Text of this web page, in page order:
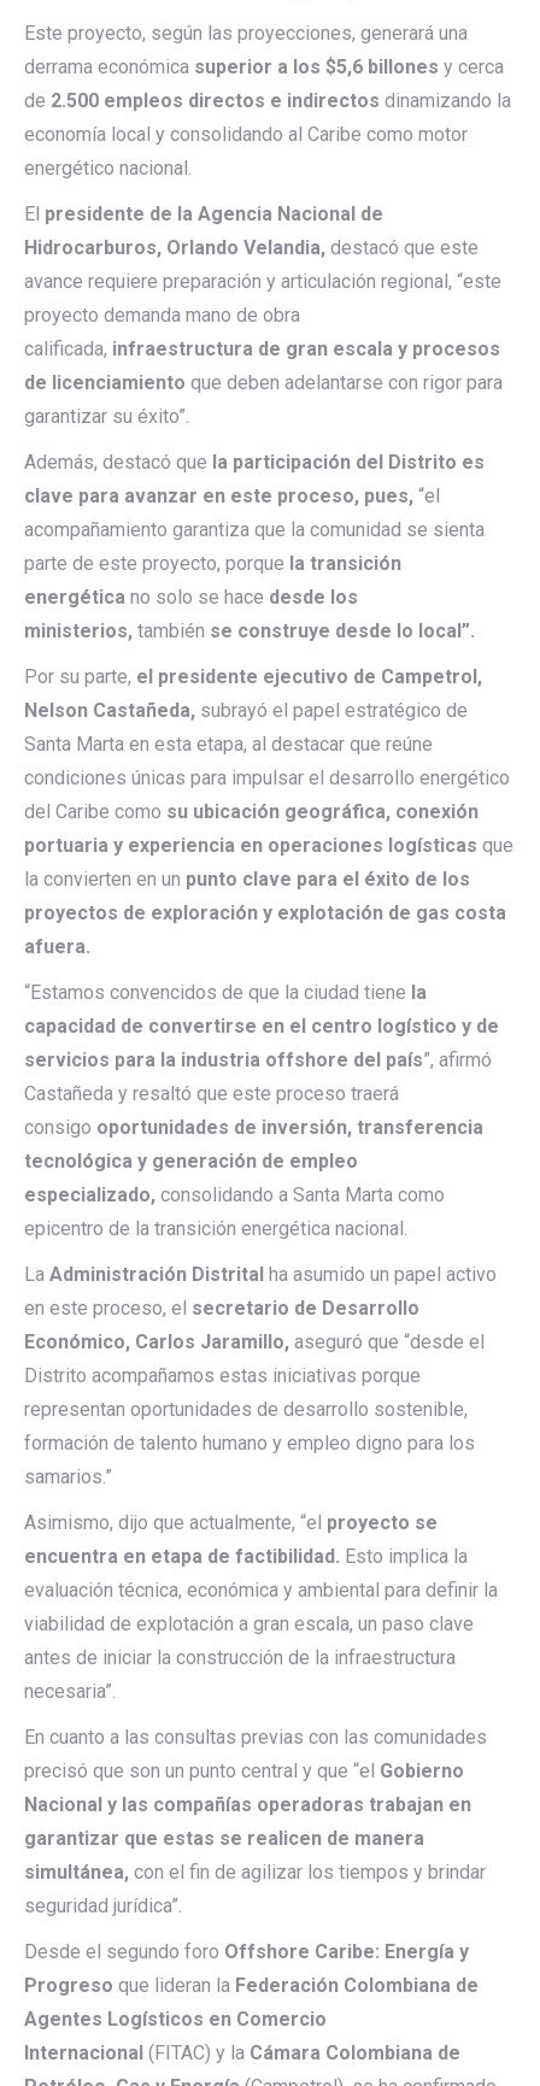
Este proyecto, según las proyecciones, generará una
derrama económica superior a los $5,6 billones y cerca
de 2.500 empleos directos e indirectos dinamizando la
economía local y consolidando al Caribe como motor
energético nacional.
El presidente de la Agencia Nacional de
Hidrocarburos, Orlando Velandia, destacó que este
avance requiere preparación y articulación regional, “este
proyecto demanda mano de obra
calificada, infraestructura de gran escala y procesos
de licenciamiento que deben adelantarse con rigor para
garantizar su éxito”.
Además, destacó que la participación del Distrito es
clave para avanzar en este proceso, pues, “el
acompañamiento garantiza que la comunidad se sienta
parte de este proyecto, porque la transición
energética no solo se hace desde los
ministerios, también se construye desde lo local”.
Por su parte, el presidente ejecutivo de Campetrol,
Nelson Castañeda, subrayó el papel estratégico de
Santa Marta en esta etapa, al destacar que reúne
condiciones únicas para impulsar el desarrollo energético
del Caribe como su ubicación geográfica, conexión
portuaria y experiencia en operaciones logísticas que
la convierten en un punto clave para el éxito de los
proyectos de exploración y explotación de gas costa
afuera.
“Estamos convencidos de que la ciudad tiene la
capacidad de convertirse en el centro logístico y de
servicios para la industria offshore del país”, afirmó
Castañeda y resaltó que este proceso traerá
consigo oportunidades de inversión, transferencia
tecnológica y generación de empleo
especializado, consolidando a Santa Marta como
epicentro de la transición energética nacional.
La Administración Distrital ha asumido un papel activo
en este proceso, el secretario de Desarrollo
Económico, Carlos Jaramillo, aseguró que “desde el
Distrito acompañamos estas iniciativas porque
representan oportunidades de desarrollo sostenible,
formación de talento humano y empleo digno para los
samarios.”
Asimismo, dijo que actualmente, “el proyecto se
encuentra en etapa de factibilidad. Esto implica la
evaluación técnica, económica y ambiental para definir la
viabilidad de explotación a gran escala, un paso clave
antes de iniciar la construcción de la infraestructura
necesaria”.
En cuanto a las consultas previas con las comunidades
precisó que son un punto central y que “el Gobierno
Nacional y las compañías operadoras trabajan en
garantizar que estas se realicen de manera
simultánea, con el fin de agilizar los tiempos y brindar
seguridad jurídica”.
Desde el segundo foro Offshore Caribe: Energía y
Progreso que lideran la Federación Colombiana de
Agentes Logísticos en Comercio
Internacional (FITAC) y la Cámara Colombiana de